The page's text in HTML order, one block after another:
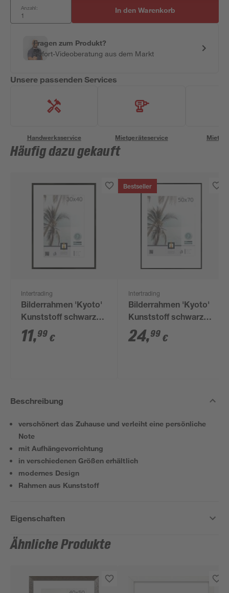
Anzahl: In den Warenkorb
Fragen zum Produkt?
Sofort-Videoberatung aus dem Markt
Unsere passenden Services
Handwerksservice Mietgeräteservice
Häufig dazu gekauft
Intertrading
Bilderrahmen 'Kyoto'
Kunststoff schwarz
30 x 40 cm
11,99 €
Bestseller
Intertrading
Bilderrahmen 'Kyoto'
Kunststoff schwarz
50 x 70 cm
24,99 €
Beschreibung
verschönert das Zuhause und verleiht eine persönliche
Note
mit Aufhängevorrichtung
in verschiedenen Größen erhältlich
modernes Design
Rahmen aus Kunststoff
Eigenschaften
Ähnliche Produkte